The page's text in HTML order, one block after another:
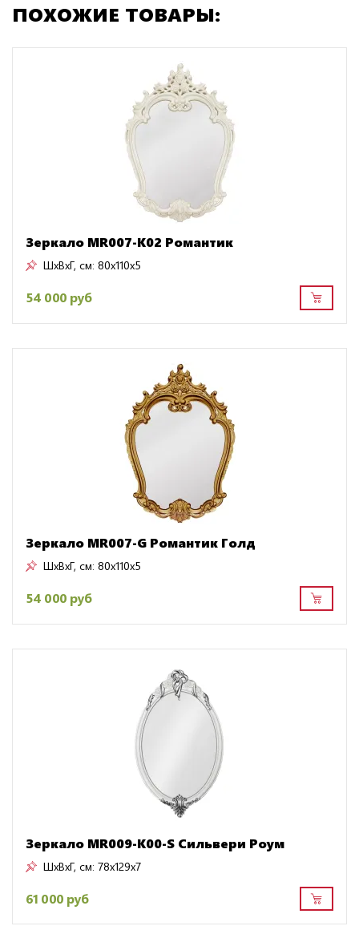
ПОХОЖИЕ ТОВАРЫ:
Зеркало MR007-K02 Романтик
ШxВxГ, см: 80x110x5
54 000 руб
Зеркало MR007-G Романтик Голд
ШxВxГ, см: 80x110x5
54 000 руб
Зеркало MR009-K00-S Сильвери Роум
ШxВxГ, см: 78x129x7
61 000 руб